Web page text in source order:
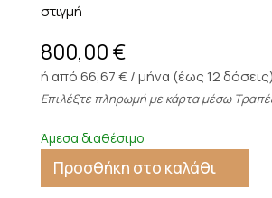
στιγμή
800,00€
ή από 66,67 € / μήνα (έως 12 δόσεις)
Επιλέξτε πληρωμή με κάρτα μέσω
Άμεσα διαθέσιμο
Προσθήκη στο καλάθι